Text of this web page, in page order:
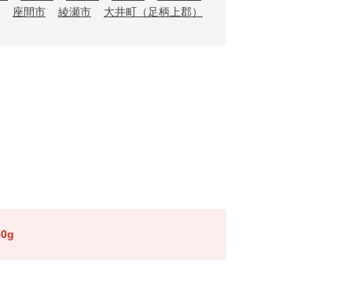
座間市
綾瀬市 大井町（足柄上郡）